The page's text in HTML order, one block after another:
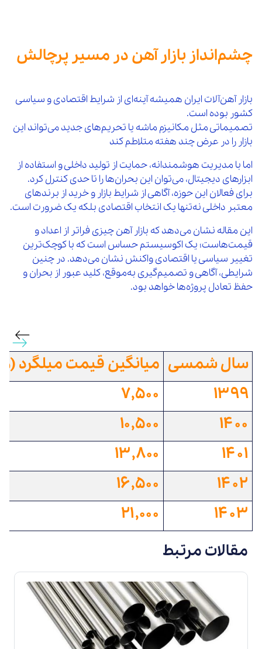
چشم‌انداز بازار آهن در مسیر پرچالش
بازار آهن‌آلات ایران همیشه آینه‌ای از شرایط اقتصادی و سیاسی
کشور بوده است.
تصمیماتی مثل مکانیزم ماشه یا تحریم‌های جدید می‌تواند این
بازار را در عرض چند هفته متلاطم کند
اما با مدیریت هوشمندانه، حمایت از تولید داخلی و استفاده از
ابزارهای دیجیتال، می‌توان این بحران‌ها را تا حدی کنترل کرد.
برای فعالان این حوزه، آگاهی از شرایط بازار و خرید از برندهای
معتبر داخلی نه‌تنها یک انتخاب اقتصادی بلکه یک ضرورت است.
این مقاله نشان می‌دهد که بازار آهن چیزی فراتر از اعداد و
قیمت‌هاست؛ یک اکوسیستم حساس است که با کوچک‌ترین
تغییر سیاسی یا اقتصادی واکنش نشان می‌دهد. در چنین
شرایطی، آگاهی و تصمیم‌گیری به‌موقع، کلید عبور از بحران و
حفظ تعادل پروژه‌ها خواهد بود.
سال شمسی میانگین قیمت میلگرد
۱۳۹۹
۷,۵۰۰
۱۴۰۰
۱۰,۵۰۰
۱۴۰۱
۱۳,۸۰۰
۱۴۰۲
۱۶,۵۰۰
۱۴۰۳
۲۱,۰۰۰
مقالات مرتبط